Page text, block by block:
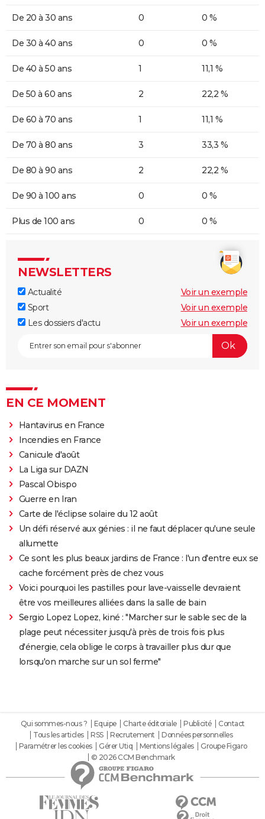
De 20 à 30 ans 0 0 %
De 30 à 40 ans 0 0 %
De 40 à 50 ans 1 11,1 %
De 50 à 60 ans 2 22,2 %
De 60 à 70 ans 1 11,1 %
De 70 à 80 ans 3 33,3 %
De 80 à 90 ans 2 22,2 %
De 90 à 100 ans 0 0 %
Plus de 100 ans 0 0 %
NEWSLETTERS
Actualité
Voir un exemple
Sport
Voir un exemple
Les dossiers d'actu
Voir un exemple
EN CE MOMENT
Hantavirus en France
Incendies en France
Canicule d'août
La Liga sur DAZN
Pascal Obispo
Guerre en Iran
Carte de l'éclipse solaire du 12 août
Un défi réservé aux génies : il ne faut déplacer qu'une seule
allumette
Ce sont les plus beaux jardins de France : l'un d'entre eux se
cache forcément près de chez vous
Voici pourquoi les pastilles pour lave-vaisselle devraient
être vos meilleures alliées dans la salle de bain
Sergio Lopez Lopez, kiné : "Marcher sur le sable sec de la
plage peut nécessiter jusqu'à près de trois fois plus
d'énergie, cela oblige le corps à travailler plus dur que
lorsqu'on marche sur un sol ferme"
Qui sommes-nous ? Equipe Charte éditoriale Publicité
Contact
Tous les articles
RSS Recrutement
Données personnelles
Paramétrer les cookies
Gérer Utiq Mentions légales
Groupe Figaro
© 2026 CCM Benchmark